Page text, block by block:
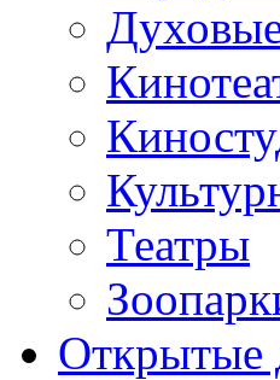
Театры
Открытые